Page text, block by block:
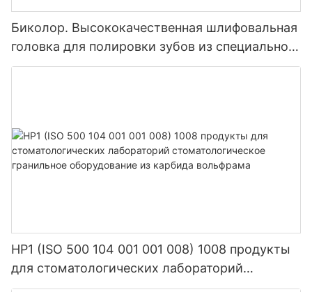
Биколор. Высококачественная шлифовальная
головка для полировки зубов из специального
композитного материала с крупным, средним
HP1 (ISO 500 104 001 001 008) 1008 продукты
для стоматологических лабораторий
стоматологическое гранильное оборудование